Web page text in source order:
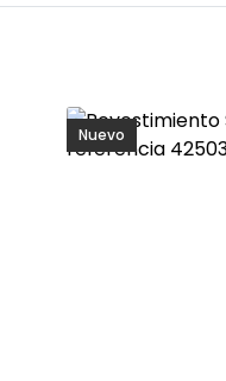
Nuevo